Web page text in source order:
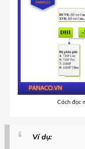
Cách đọc
Ví dụ: